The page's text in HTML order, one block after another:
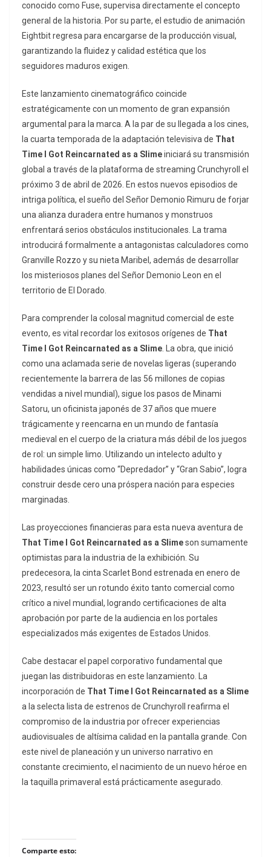
conocido como Fuse, supervisa directamente el concepto
general de la historia. Por su parte, el estudio de animación
Eightbit regresa para encargarse de la producción visual,
garantizando la fluidez y calidad estética que los
seguidores maduros exigen.
Este lanzamiento cinematográfico coincide
estratégicamente con un momento de gran expansión
argumental para la marca. A la par de su llegada a los cines,
la cuarta temporada de la adaptación televisiva de That
Time I Got Reincarnated as a Slimeiniciará su transmisión
global a través de la plataforma de streaming Crunchyroll el
próximo 3 de abril de 2026. En estos nuevos episodios de
intriga política, el sueño del Señor Demonio Rimuru de forjar
una alianza duradera entre humanos y monstruos
enfrentará serios obstáculos institucionales. La trama
introducirá formalmente a antagonistas calculadores como
Granville Rozzo y su nieta Maribel, además de desarrollar
los misteriosos planes del Señor Demonio Leon en el
territorio de El Dorado.
Para comprender la colosal magnitud comercial de este
evento, es vital recordar los exitosos orígenes de That
Time I Got Reincarnated as a Slime . La obra, que inició
como una aclamada serie de novelas ligeras (superando
recientemente la barrera de las 56 millones de copias
vendidas a nivel mundial), sigue los pasos de Minami
Satoru, un oficinista japonés de 37 años que muere
trágicamente y reencarna en un mundo de fantasía
medieval en el cuerpo de la criatura más débil de los juegos
de rol: un simple limo. Utilizando un intelecto adulto y
habilidades únicas como “Depredador” y “Gran Sabio”, logra
construir desde cero una próspera nación para especies
marginadas.
Las proyecciones financieras para esta nueva aventura de
That Time I Got Reincarnated as a Slimeson sumamente
optimistas para la industria de la exhibición. Su
predecesora, la cinta Scarlet Bond estrenada en enero de
2023, resultó ser un rotundo éxito tanto comercial como
crítico a nivel mundial, logrando certificaciones de alta
aprobación por parte de la audiencia en los portales
especializados más exigentes de Estados Unidos.
Cabe destacar el papel corporativo fundamental que
juegan las distribuidoras en este lanzamiento. La
incorporación de That Time I Got Reincarnated as a Slime
a la selecta lista de estrenos de Crunchyroll reafirma el
compromiso de la industria por ofrecer experiencias
audiovisuales de altísima calidad en la pantalla grande. Con
este nivel de planeación y un universo narrativo en
constante crecimiento, el nacimiento de un nuevo héroe en
la taquilla primaveral está prácticamente asegurado.
Comparte esto: